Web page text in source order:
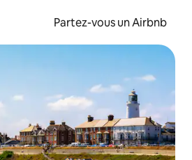
Partez-vous un Airbnb